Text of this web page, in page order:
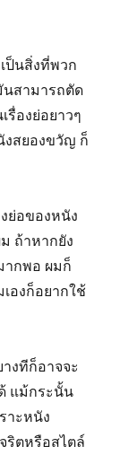
ป็นสิ่งที่พวก
นสามารถตัด
รื่องย่อยาวๆ
งสยองขวัญ ก็
ย่อของหนัง
ถ้าหากยัง
ากพอ ผมก็
องก็อยากใช้
งทีก็อาจจะ
แม้กระนั้น
าะหนัง
ริตหรือสไตล์